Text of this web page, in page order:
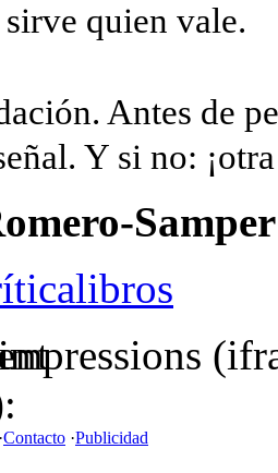
quien vale.
Antes de
Y si no:
Samper
libros
Contacto ·Publicidad